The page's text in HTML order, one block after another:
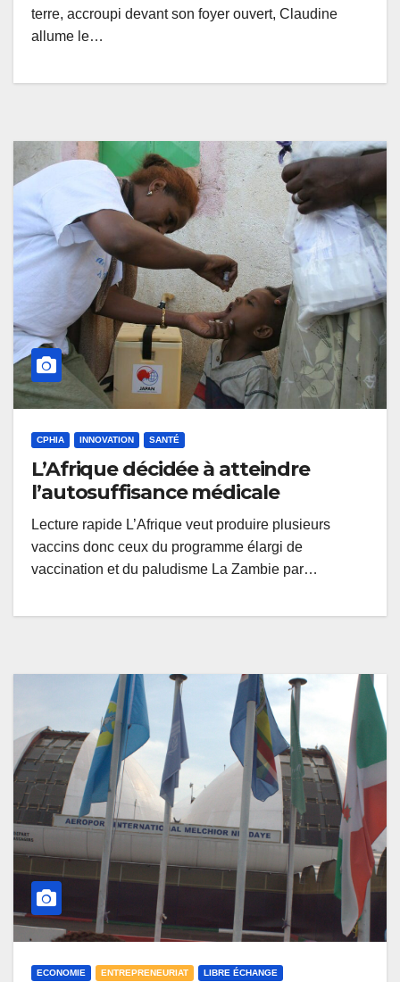
terre, accroupi devant son foyer ouvert, Claudine
allume le…
CPHIA INNOVATION SANTÉ
L’Afrique décidée à atteindre
l’autosuffisance médicale
Lecture rapide L’Afrique veut produire plusieurs
vaccins donc ceux du programme élargi de
vaccination et du paludisme La Zambie par…
ECONOMIE ENTREPRENEURIAT LIBRE ÉCHANGE